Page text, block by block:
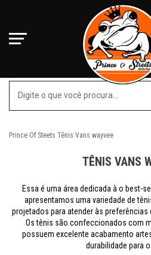
Prince Of Steets Tênis Vans wayvee
TÊNIS VANS
Essa é uma área dedicada à o best-
apresentamos uma variedade de
projetados para atender às preferências
Os tênis são confeccionados com
possuem excelente acabamento
durabilidade para o